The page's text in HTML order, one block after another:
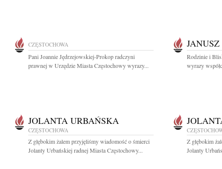
CZĘSTOCHOWA
Pani Joannie Jędrzejowskiej-Prokop radczyni
prawnej w Urzędzie Miasta Częstochowy wyrazy...
Rodzinie i
wyrazy
JOLANTA URBAŃSKA
CZĘSTOCHOWA
Z głębokim żalem przyjęliśmy wiadomość o śmierci
Jolanty Urbańskiej radnej Miasta Częstochowy...
Z głębokim
Jolanty